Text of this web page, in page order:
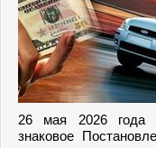
26 мая 2026 года
знаковое